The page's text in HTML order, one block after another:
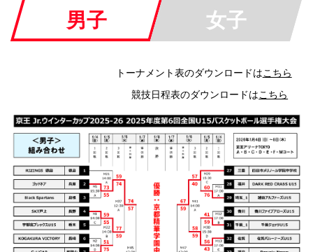
男子 女子
トーナメント表のダウンロードはこちら
競技日程表のダウンロードはこちら